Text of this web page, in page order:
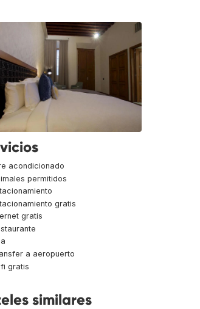
acondicionado
permitidos
gratis
gratis
a aeropuerto
gratis
similares